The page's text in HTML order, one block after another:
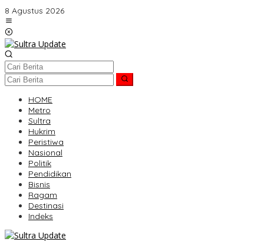
Lewati
ke
konten
8 Agustus 2026
HOME
Metro
Sultra
Hukrim
Peristiwa
Nasional
Politik
Pendidikan
Bisnis
Ragam
Destinasi
Indeks